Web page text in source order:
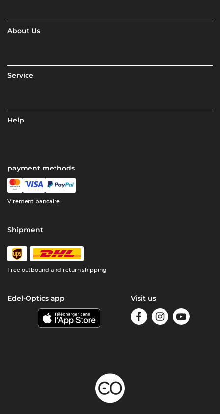
About Us
Service
Help
payment methods
Virement bancaire
Shipment
Free outbound and return shipping
Edel-Optics app Visit us